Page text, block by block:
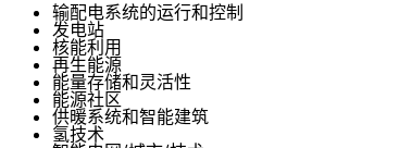
输配电系统的运行和控制
发电站
核能利用
再生能源
能量存储和灵活性
能源社区
供暖系统和智能建筑
氢技术